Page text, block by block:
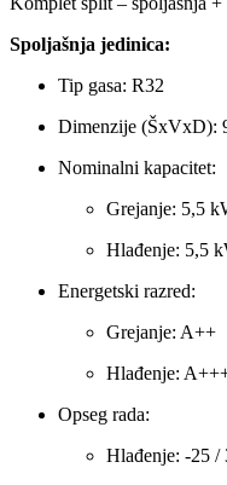
Spoljašnja jedinica:
Tip gasa: R32
Dimenzije (ŠxVxD):
Nominalni kapacitet:
Grejanje: 5,5
Hlađenje: 5,5
Energetski razred:
Grejanje: A++
Hlađenje:
Opseg rada:
Hlađenje: -25 /